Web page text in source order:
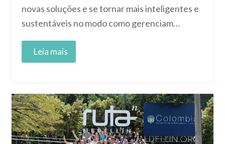
novas soluções e se tornar mais inteligentes e
sustentáveis no modo como gerenciam…